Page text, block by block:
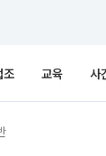
조 교육 사